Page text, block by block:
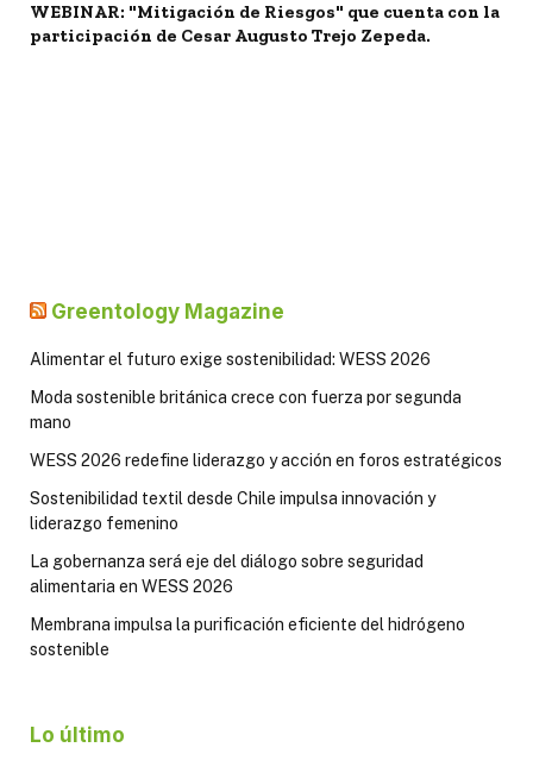
WEBINAR: "Mitigación de Riesgos" que cuenta con la
participación de Cesar Augusto Trejo Zepeda.
Greentology Magazine
Alimentar el futuro exige sostenibilidad: WESS 2026
Moda sostenible británica crece con fuerza por segunda
mano
WESS 2026 redefine liderazgo y acción en foros estratégicos
Sostenibilidad textil desde Chile impulsa innovación y
liderazgo femenino
La gobernanza será eje del diálogo sobre seguridad
alimentaria en WESS 2026
Membrana impulsa la purificación eficiente del hidrógeno
sostenible
Lo último